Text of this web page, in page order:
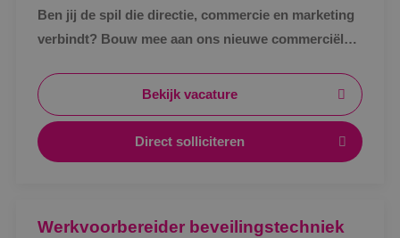
Ben jij de spil die directie, commercie en marketing
verbindt? Bouw mee aan ons nieuwe commerciële
BINK.&nbsp;
Bekijk vacature
Direct solliciteren
Werkvoorbereider beveilingstechniek